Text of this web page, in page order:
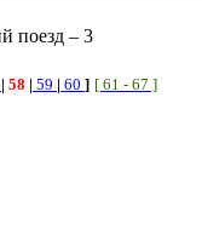
поезд – 3
| 58 | 59 | 60 ] [ 61 - 67 ]